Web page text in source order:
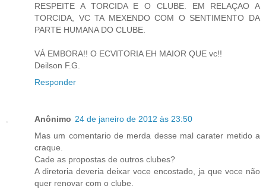
RESPEITE A TORCIDA E O CLUBE. EM RELAÇAO A
TORCIDA, VC TA MEXENDO COM O SENTIMENTO DA
PARTE HUMANA DO CLUBE.
VÁ EMBORA!! O ECVITORIA EH MAIOR QUE vc!!
Deilson F.G.
Responder
Anônimo 24 de janeiro de 2012 às 23:50
Mas um comentario de merda desse mal carater metido a
craque.
Cade as propostas de outros clubes?
A diretoria deveria deixar voce encostado, ja que voce não
quer renovar com o clube.